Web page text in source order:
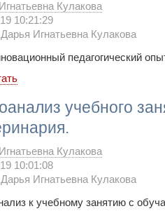
Кулакова
10:21:29
Игнатьевна Кулакова
педагогический
учебного
Кулакова
10:01:08
Игнатьевна Кулакова
к учебному занятию с